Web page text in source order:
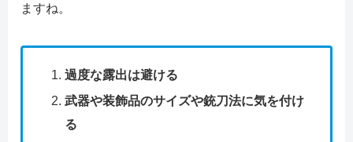
ますね。
過度な露出は避ける
武器や装飾品のサイズや銃刀法に気を付け
る